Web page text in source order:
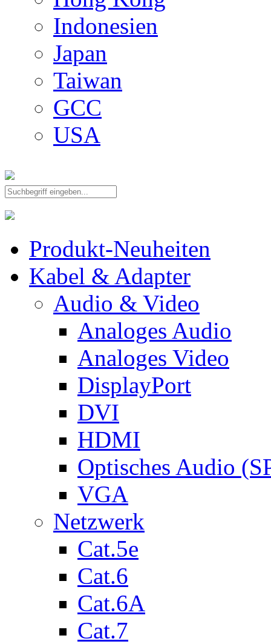
Indonesien
Japan
Taiwan
GCC
USA
Produkt-Neuheiten
Kabel & Adapter
Audio & Video
Analoges Audio
Analoges Video
DisplayPort
DVI
HDMI
Optisches Audio
VGA
Netzwerk
Cat.5e
Cat.6
Cat.6A
Cat.7